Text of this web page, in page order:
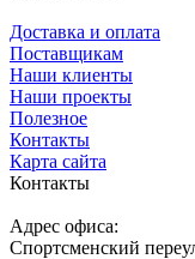
Доставка и оплата
Поставщикам
Наши клиенты
Наши проекты
Полезное
Контакты
Карта сайта
Контакты
Адрес офиса:
Спортсменский